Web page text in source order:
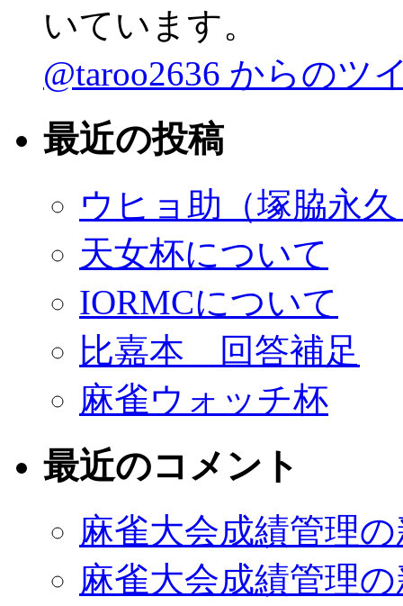
いています。
@taroo2636 からのツ
最近の投稿
ウヒョ助（塚脇永
天女杯について
IORMCについて
比嘉本 回答補足
麻雀ウォッチ杯
最近のコメント
麻雀大会成績管理
麻雀大会成績管理